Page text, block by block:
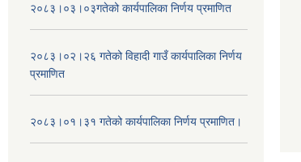
२०८३।०३।०३गतेको कार्यपालिका निर्णय प्रमाणित
२०८३।०२।२६ गतेको विहादी गाउँ कार्यपालिका निर्णय
प्रमाणित
२०८३।०१।३१ गतेको कार्यपालिका निर्णय प्रमाणित।